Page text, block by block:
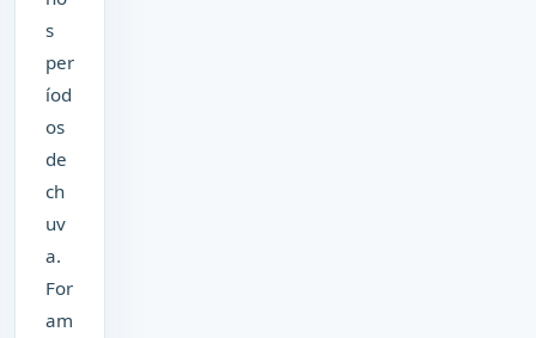
s
per
íod
os
de
ch
uv
a.
For
am